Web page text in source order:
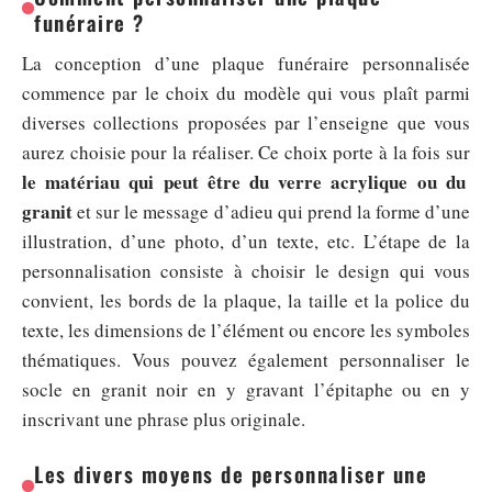
funéraire ?
La conception d’une plaque funéraire personnalisée
commence par le choix du modèle qui vous plaît parmi
diverses collections proposées par l’enseigne que vous
aurez choisie pour la réaliser. Ce choix porte à la fois sur
le matériau qui peut être du verre acrylique ou du
granitet sur le message d’adieu qui prend la forme d’une
illustration, d’une photo, d’un texte, etc. L’étape de la
personnalisation consiste à choisir le design qui vous
convient, les bords de la plaque, la taille et la police du
texte, les dimensions de l’élément ou encore les symboles
thématiques. Vous pouvez également personnaliser le
socle en granit noir en y gravant l’épitaphe ou en y
inscrivant une phrase plus originale.
Les divers moyens de personnaliser une